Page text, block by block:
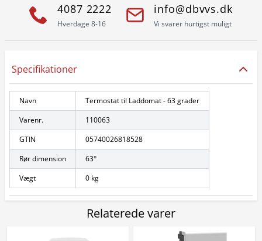
4087 2222
Hverdage 8-16
info@dbvvs.dk
Vi svarer hurtigst muligt
Specifikationer
Navn
Termostat til Laddomat - 63 grader
Varenr.
110063
GTIN
05740026818528
Rør dimension
63°
Vægt
0 kg
Relaterede varer